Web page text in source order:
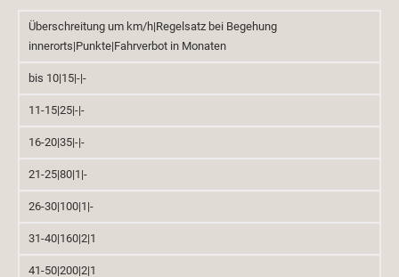
Überschreitung um km/h|Regelsatz bei Begehung
innerorts|Punkte|Fahrverbot in Monaten
bis 10|15|-|-
11-15|25|-|-
16-20|35|-|-
21-25|80|1|-
26-30|100|1|-
31-40|160|2|1
41-50|200|2|1